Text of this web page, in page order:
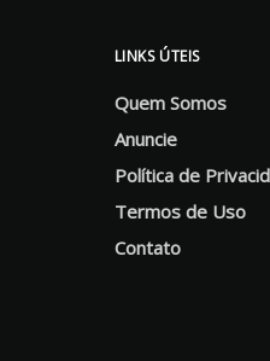
LINKS ÚTEIS
Quem Somos
Anuncie
Política de
Termos de Uso
Contato